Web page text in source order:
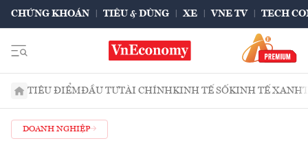
CHỨNG KHOÁN TIÊU & DÙNG XE VNE TV TECH
TIÊU ĐIỂMĐẦU TƯTÀI CHÍNHKINH TẾ SỐKINH TẾ XANH
DOANH NGHIỆP